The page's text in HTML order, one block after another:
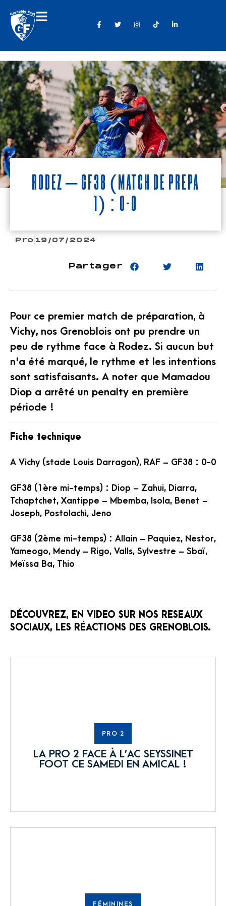
Rodez – GF38 (match de prépa
1) : 0-0
Pro 19/07/2024
Partager
Pour ce premier match de préparation, à
Vichy, nos Grenoblois ont pu prendre un
peu de rythme face à Rodez. Si aucun but
n'a été marqué, le rythme et les intentions
sont satisfaisants. A noter que Mamadou
Diop a arrêté un penalty en première
période !
Fiche technique
A Vichy (stade Louis Darragon), RAF – GF38 : 0-0
GF38 (1ère mi-temps) : Diop – Zahui, Diarra,
Tchaptchet, Xantippe – Mbemba, Isola, Benet –
Joseph, Postolachi, Jeno
GF38 (2ème mi-temps) : Allain – Paquiez, Nestor,
Yameogo, Mendy – Rigo, Valls, Sylvestre – Sbaï,
Meïssa Ba, Thio
DÉCOUVREZ, EN VIDEO SUR NOS RESEAUX
SOCIAUX, LES RÉACTIONS DES GRENOBLOIS.
PRO 2
LA PRO 2 FACE À L’AC SEYSSINET
FOOT CE SAMEDI EN AMICAL !
FÉMININES